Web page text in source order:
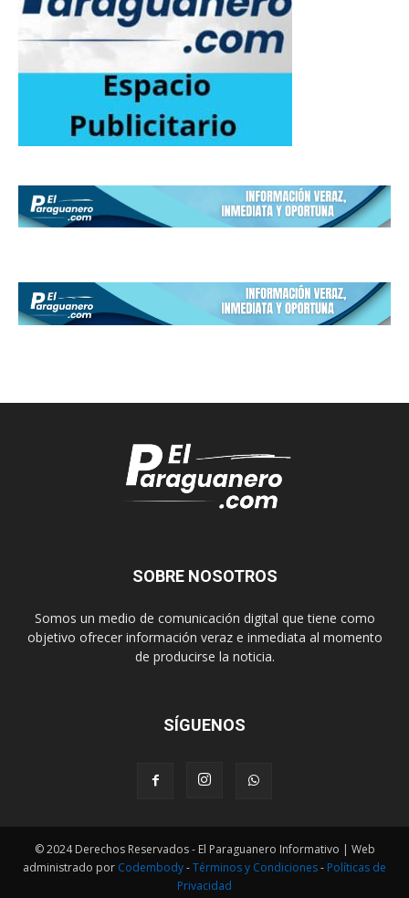
SOBRE NOSOTROS
Somos un medio de comunicación digital que tiene como
objetivo ofrecer información veraz e inmediata al momento
de producirse la noticia.
SÍGUENOS
© 2024 Derechos Reservados - El Paraguanero Informativo | Web
administrado por Codembody-Términos y Condiciones- Políticas de
Privacidad